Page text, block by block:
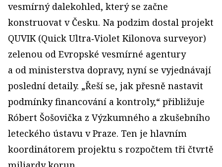
vesmírný dalekohled, který se začne
konstruovat v Česku. Na podzim dostal projekt
QUVIK (Quick Ultra‑Violet Kilonova surveyor)
zelenou od Evropské vesmírné agentury
a od ministerstva dopravy, nyní se vyjednávají
poslední detaily. „Řeší se, jak přesně nastavit
podmínky financování a kontroly,“ přibližuje
Róbert Šošovička z Výzkumného a zkušebního
leteckého ústavu v Praze. Ten je hlavním
koordinátorem projektu s rozpočtem tři čtvrtě